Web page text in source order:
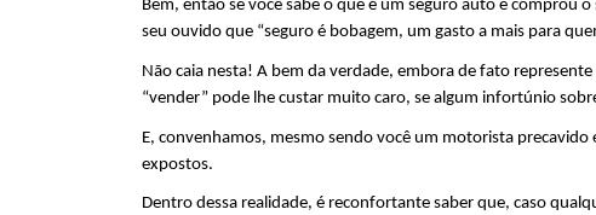
Bem, então se você sabe o que é um seguro auto e comprou
seu ouvido que “seguro é bobagem, um gasto a mais para
Não caia nesta! A bem da verdade, embora de fato
“vender” pode lhe custar muito caro, se algum infortúnio
E, convenhamos, mesmo sendo você um motorista precavido
expostos.
Dentro dessa realidade, é reconfortante saber que, caso